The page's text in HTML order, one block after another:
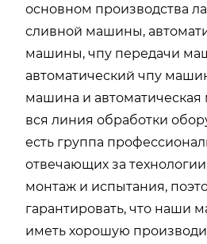
основном производства
сливной машины,
машины, чпу передачи
автоматический чпу
машина и
вся линия обработки
есть группа
отвечающих за
монтаж и испытания,
гарантировать, что наши
иметь хорошую